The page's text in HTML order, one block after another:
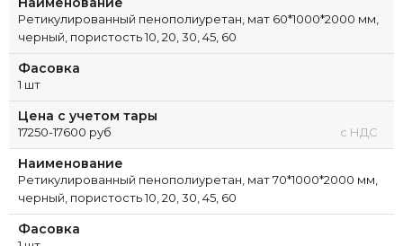
Ретикулированный пенополиуретан, мат 60*1000*2000 мм,
черный, пористость 10, 20, 30, 45, 60
Фасовка
1 шт
Цена с учетом тары
17250-17600 руб с НДС
Наименование
Ретикулированный пенополиуретан, мат 70*1000*2000 мм,
черный, пористость 10, 20, 30, 45, 60
Фасовка